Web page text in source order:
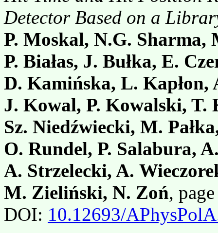
Detector Based on a
P. Moskal, N.G.
P. Białas, J. Bułka, E.
D. Kamińska, L.
J. Kowal, P. Kowalski, T.
Sz. Niedźwiecki, M.
O. Rundel, P. Salabura,
A. Strzelecki, A.
M. Zieliński, N. Zoń,
DOI: 10.12693/